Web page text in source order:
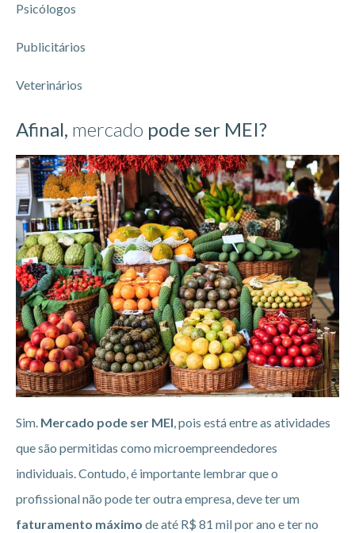
Psicólogos
Publicitários
Veterinários
Afinal, mercado pode ser MEI?
Sim. Mercado pode ser MEI, pois está entre as atividades
que são permitidas como microempreendedores
individuais. Contudo, é importante lembrar que o
profissional não pode ter outra empresa, deve ter um
faturamento máximo de até R$ 81 mil por ano e ter no